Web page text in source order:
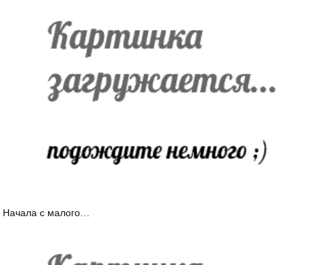
Начала с малого…